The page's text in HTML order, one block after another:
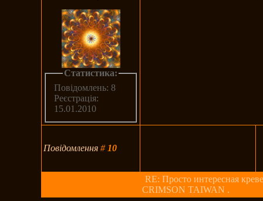
Статистика:
Повідомлень: 8
Реєстрація:
15.01.2010
Повідомлення# 10
RE: Просто интересная
CRIMSON TAIWAN .